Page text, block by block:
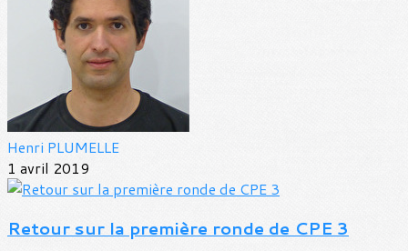
Henri PLUMELLE
1 avril 2019
Retour sur la première ronde de CPE 3